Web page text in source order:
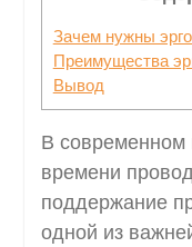
Зачем нужны
Преимущества
Вывод
В современном
времени
поддержание
одной из